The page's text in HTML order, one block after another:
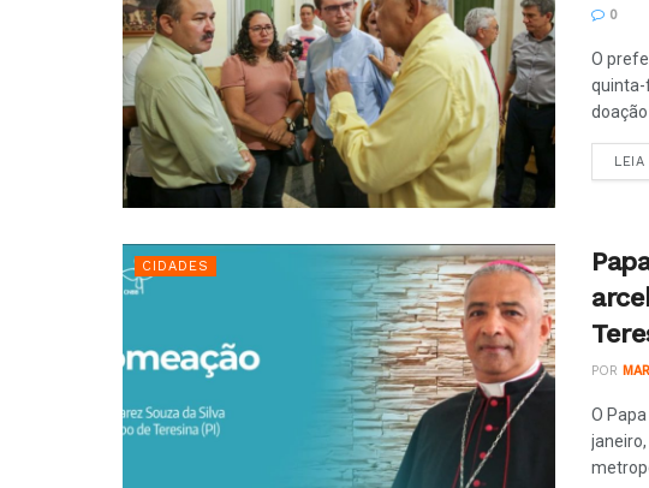
0
O
quinta-
doação
LEIA
CIDADES
POR
O